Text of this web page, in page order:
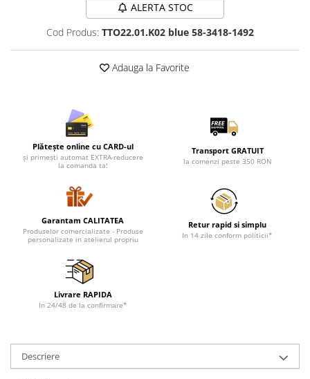
Pijamale de copii
Pijamale BIG SIZE femei
Cadouri ocazii speciale
Tricouri de craciun
Tricouri de cuplu Valentine's Day
Valentine's Day
Cadouri pentru Bunici
Cadouri pentru Nasi si Fini
Cadouri Craciun
Cadouri pentru Mama
Cadouri pentru profesori sau absolventi
Cadouri Traditionale Romanesti
8 Martie
ALERTA STOC
Cod Produs: TTO22.01.K02 blue 58-3418-1492
Adauga la Favorite
Plătește online cu CARD-ul
și primești automat EXTRA-reducere
la comanda ta!
Transport GRATUIT
la comenzi peste 350 RON
Garantam CALITATEA
Produselor comercializate - Produse
personalizate in atelierul propriu
Retur rapid si simplu
In 14 zile conform politicii*
Livrare RAPIDA
In 24/48 de la confirmare*
Descriere